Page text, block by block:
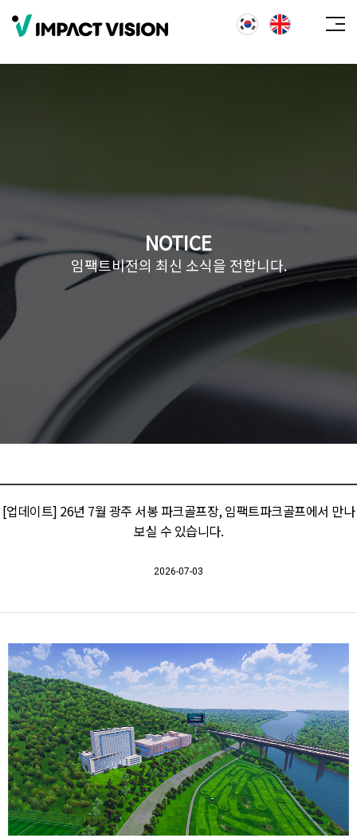
NOTICE
임팩트비전의 최신 소식을 전합니다.
[업데이트] 26년 7월 광주 서봉 파크골프장, 임팩트파크골프에서 만나
보실 수 있습니다.
2026-07-03